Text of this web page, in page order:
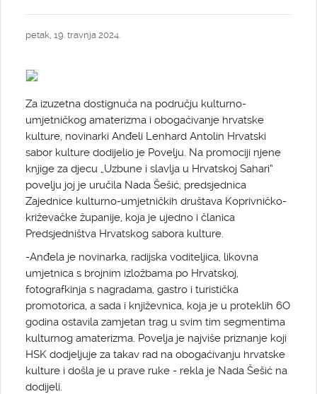
petak, 19. travnja 2024.
Za izuzetna dostignuća na području kulturno-
umjetničkog amaterizma i obogaćivanje hrvatske
kulture, novinarki Anđeli Lenhard Antolin Hrvatski
sabor kulture dodijelio je Povelju. Na promociji njene
knjige za djecu „Uzbune i slavlja u Hrvatskoj Sahari“
povelju joj je uručila Nada Šešić, predsjednica
Zajednice kulturno-umjetničkih društava Koprivničko-
križevačke županije, koja je ujedno i članica
Predsjedništva Hrvatskog sabora kulture.
-Anđela je novinarka, radijska voditeljica, likovna
umjetnica s brojnim izložbama po Hrvatskoj,
fotografkinja s nagradama, gastro i turistička
promotorica, a sada i književnica, koja je u proteklih 6O
godina ostavila zamjetan trag u svim tim segmentima
kulturnog amaterizma. Povelja je najviše priznanje koji
HSK dodjeljuje za takav rad na obogaćivanju hrvatske
kulture i došla je u prave ruke - rekla je Nada Šešić na
dodijeli.